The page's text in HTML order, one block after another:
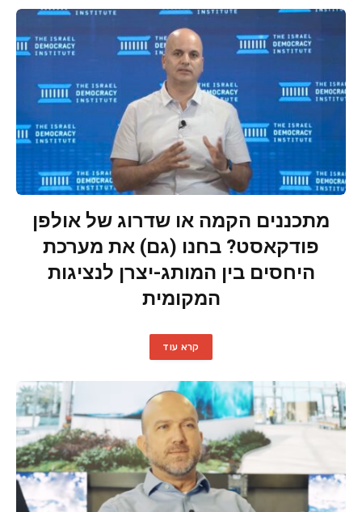
מתכננים הקמה או שדרוג של אולפן
פודקאסט? בחנו (גם) את מערכת
היחסים בין המותג-יצרן לנציגות
המקומית
קרא עוד